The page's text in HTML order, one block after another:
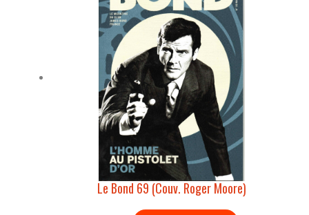
Le Bond 69 (Couv. Roger Moore)